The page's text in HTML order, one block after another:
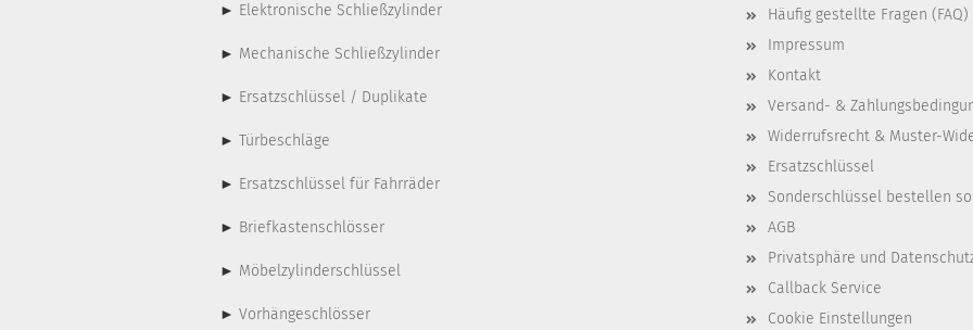
► Elektronische Schließzylinder
► Mechanische Schließzylinder
► Ersatzschlüssel / Duplikate
► Türbeschläge
► Ersatzschlüssel für Fahrräder
► Briefkastenschlösser
► Möbelzylinderschlüssel
► Vorhängeschlösser
Häufig gestellte Fragen (FAQ)
Impressum
Kontakt
Versand- &
Widerrufsrecht & Muster-
Ersatzschlüssel
Sonderschlüssel bestellen
AGB
Privatsphäre und
Callback Service
Cookie Einstellungen